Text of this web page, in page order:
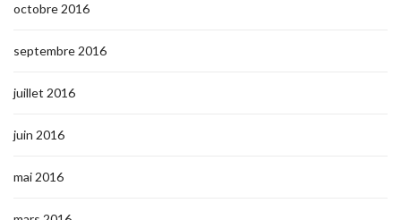
octobre 2016
septembre 2016
juillet 2016
juin 2016
mai 2016